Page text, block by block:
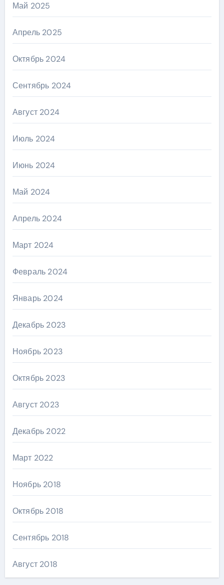
Май 2025
Апрель 2025
Октябрь 2024
Сентябрь 2024
Август 2024
Июль 2024
Июнь 2024
Май 2024
Апрель 2024
Март 2024
Февраль 2024
Январь 2024
Декабрь 2023
Ноябрь 2023
Октябрь 2023
Август 2023
Декабрь 2022
Март 2022
Ноябрь 2018
Октябрь 2018
Сентябрь 2018
Август 2018